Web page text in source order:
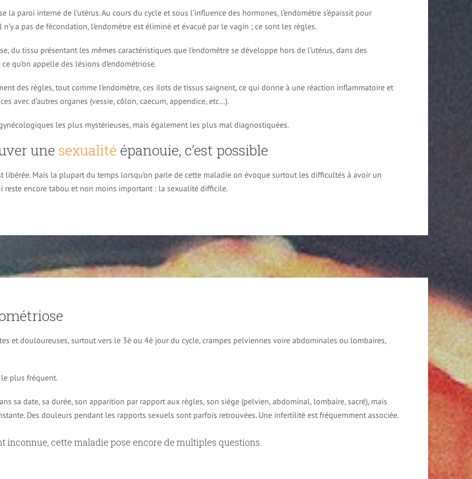
la paroi interne de l’utérus. Au cours du cycle et sous l’influence des hormones, l’endomètre s’épaissit pour
a pas de fécondation, l’endomètre est éliminé et évacué par le vagin ; ce sont les règles.
du tissu présentant les mêmes caractéristiques que l’endomètre se développe hors de l’utérus, dans des
qu’on appelle des lésions d’endométriose.
des règles, tout comme l’endomètre, ces ilots de tissus saignent, ce qui donne à une réaction inflammatoire et
avec d’autres organes (vessie, côlon, caecum, appendice, etc…).
les plus mystérieuses, mais également les plus mal diagnostiquées.
une sexualité épanouie, c’est possible
libérée. Mais la plupart du temps lorsqu’on parle de cette maladie on évoque surtout les difficultés à avoir un
reste encore tabou et non moins important : la sexualité difficile.
et douloureuses, surtout vers le 3è ou 4è jour du cycle, crampes pelviennes voire abdominales ou lombaires,
le plus fréquent.
sa date, sa durée, son apparition par rapport aux règles, son siège (pelvien, abdominal, lombaire, sacré), mais
Des douleurs pendant les rapports sexuels sont parfois retrouvées. Une infertilité est fréquemment associée.
inconnue, cette maladie pose encore de multiples questions.